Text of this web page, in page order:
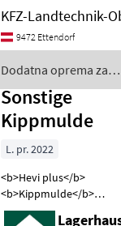
Pendelrückwand. Auch
andere grössen auf
erhältlich Funkcija nagiba:
delovanje, Naprava za
obračanje dr
KFZ-Landtechnik-
9472 Ettendorf
Dodatna oprema za
traktorje / Sonstige
Sonstige
Kippmulde
L. pr. 2022
<b>Hevi plus</b>
<b>Kippmulde</b>
<b>"made in austria"</b>